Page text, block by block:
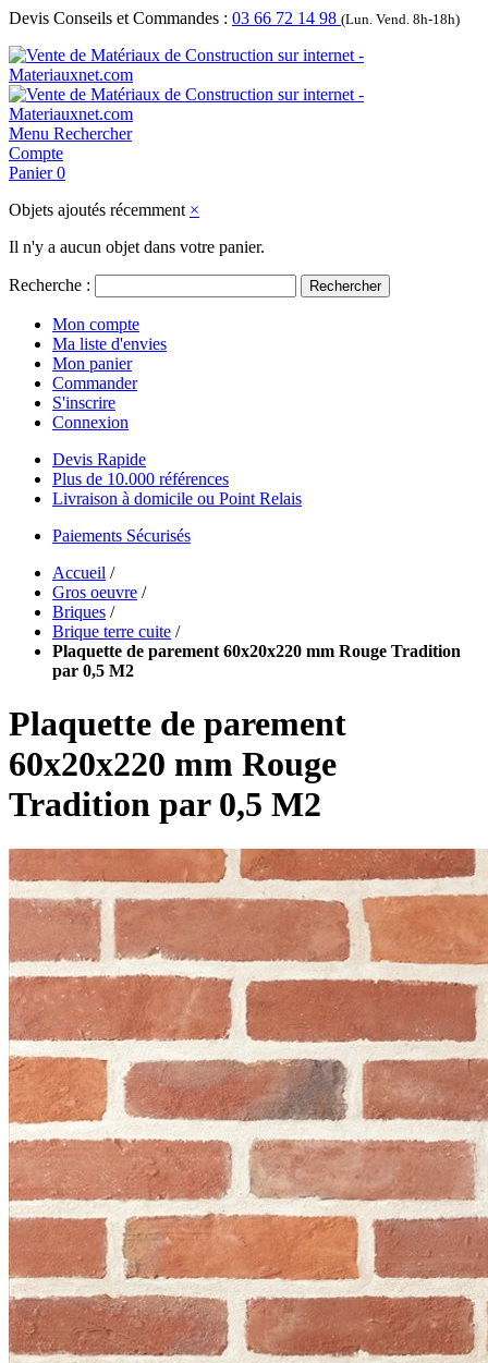
Devis Conseils et Commandes : 03 66 72 14 98 (Lun. Vend. 8h-18h)
Menu Rechercher
Compte
Panier 0
Objets ajoutés récemment ×
Il n'y a aucun objet dans votre panier.
Recherche : Rechercher
Mon compte
Ma liste d'envies
Mon panier
Commander
S'inscrire
Connexion
Devis Rapide
Plus de 10.000 références
Livraison à domicile ou Point Relais
Paiements Sécurisés
Accueil /
Gros oeuvre /
Briques /
Brique terre cuite /
Plaquette de parement 60x20x220 mm Rouge Tradition
par 0,5 M2
Plaquette de parement
60x20x220 mm Rouge
Tradition par 0,5 M2